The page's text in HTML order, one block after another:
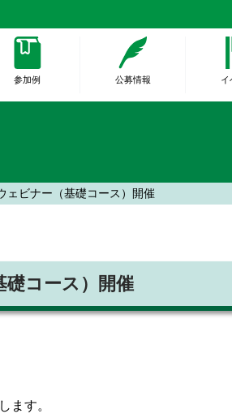
参加例 公募情報 イ
ビナー（基礎コース）開催
コース）開催
ます。